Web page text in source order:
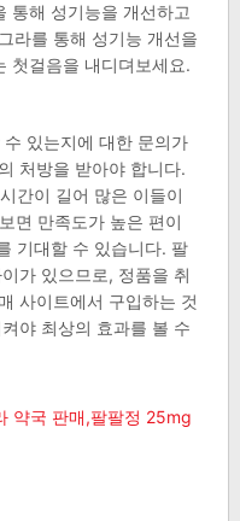
통해 성기능을 개선하고
라를 통해 성기능 개선을
첫걸음을 내디뎌보세요.
있는지에 대한 문의가
처방을 받아야 합니다.
간이 길어 많은 이들이
면 만족도가 높은 편이
기대할 수 있습니다. 팔
가 있으므로, 정품을 취
사이트에서 구입하는 것
야 최상의 효과를 볼 수
약국 판매,팔팔정 25mg